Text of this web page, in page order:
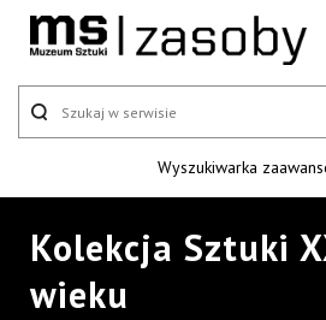
Wyszukiwarka
Kolekcja Sztuki
wieku